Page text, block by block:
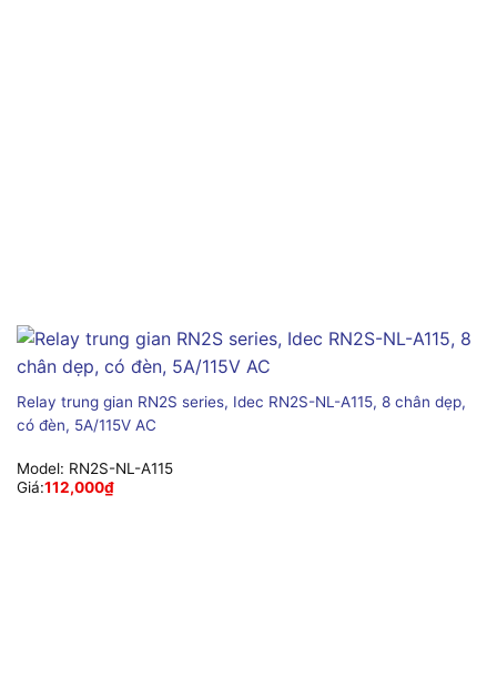
Relay trung gian RN2S series, Idec RN2S-NL-A115, 8 chân dẹp,
có đèn, 5A/115V AC
Model: RN2S-NL-A115
Giá:112,000₫